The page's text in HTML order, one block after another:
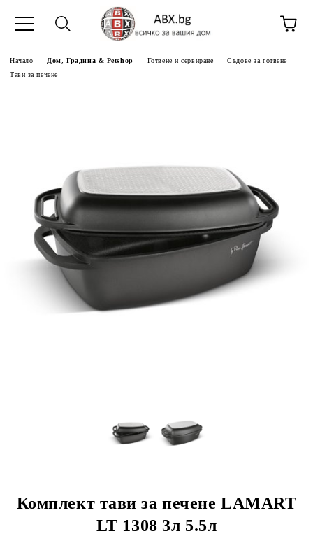
Начало Дом, Градина & Petshop Готвене и сервиране
Съдове за готвене
Тави за печене
Комплект тави за печене LAMART
LT 1308 3л 5.5л